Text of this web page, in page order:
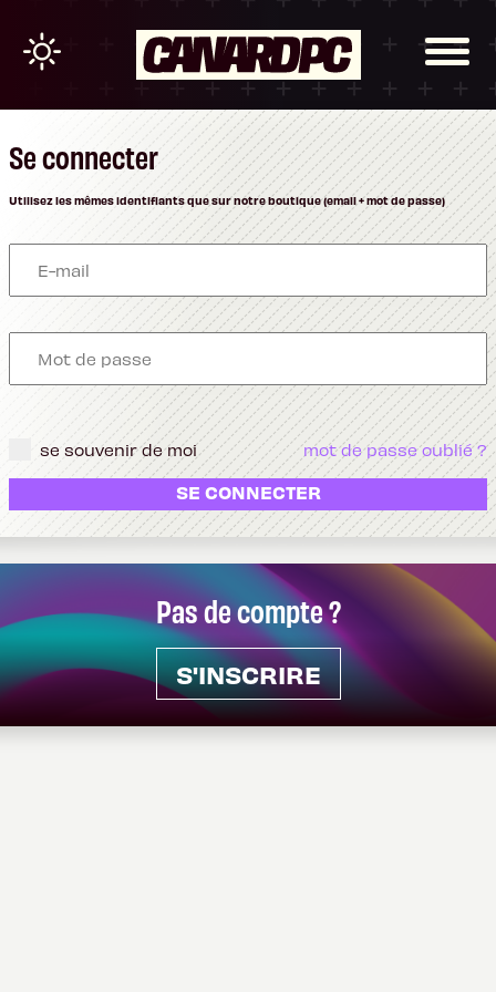
Pas de compte ?
S'INSCRIRE
Se connecter
Utilisez les mêmes identifiants que sur notre boutique (email + mot de passe)
se souvenir de moi mot de passe oublié ?
SE CONNECTER